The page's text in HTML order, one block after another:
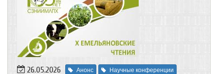
26.05.2026 Анонс Научные конференции